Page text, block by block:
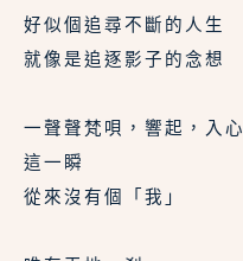
好似個追尋不斷的人生
就像是追逐影子的念想
一聲聲梵唄，響起，入心
這一瞬
從來沒有個「我」